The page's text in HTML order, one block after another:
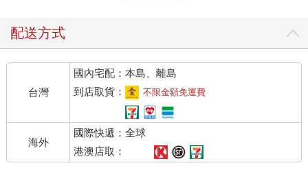
我於是知道什麼是無力與愛並存
窗外終於出現閃光
爆炸，卻遲遲沒有襲來
也許已經是死後的世界
無限被延長的一秒鐘
總之，停留在這一刻也不錯
「外面真亮。」
配送方式
台灣
國內宅配：本島、離島
到店取貨：
不限金額免運費
海外
國際快遞：全球
港澳店取：